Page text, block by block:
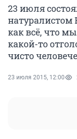
23 июля
натуралистом
как всё, что
какой-то
чисто
23 июля 2015, 12:00